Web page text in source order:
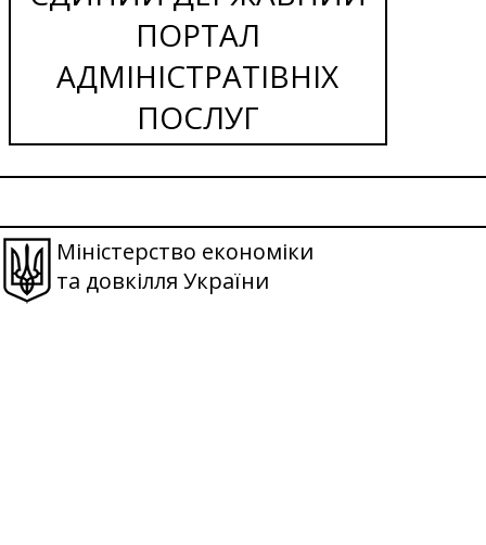
ПОРТАЛ
АДМІНІСТРАТІВНІХ
ПОСЛУГ
Міністерство економіки
та довкілля України